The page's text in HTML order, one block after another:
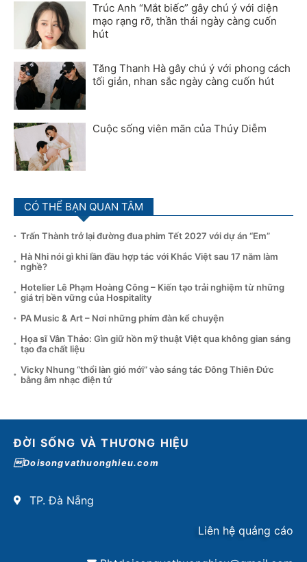
Trúc Anh “Mắt biếc” gây chú ý với diện
mạo rạng rỡ, thần thái ngày càng cuốn
hút
Tăng Thanh Hà gây chú ý với phong cách
tối giản, nhan sắc ngày càng cuốn hút
Cuộc sống viên mãn của Thúy Diễm
CÓ THỂ BẠN QUAN TÂM
Trấn Thành trở lại đường đua phim Tết 2027 với dự án “Em”
Hà Nhi nói gì khi lần đầu hợp tác với Khắc Việt sau 17 năm làm
nghề?
Hotelier Lê Phạm Hoàng Công – Kiến tạo trải nghiệm từ những
giá trị bền vững của Hospitality
PA Music & Art – Nơi những phím đàn kể chuyện
Họa sĩ Vân Thảo: Gìn giữ hồn mỹ thuật Việt qua không gian sáng
tạo đa chất liệu
Vicky Nhung “thổi làn gió mới” vào sáng tác Đông Thiên Đức
bằng âm nhạc điện tử
ĐỜI SỐNG VÀ THƯƠNG HIỆU
Doisongvathuonghieu.com
TP. Đà Nẵng
Liên hệ quảng cáo